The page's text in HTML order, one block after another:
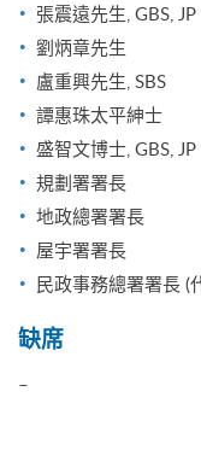
張震遠先生, GBS, JP
劉炳章先生
盧重興先生, SBS
譚惠珠太平紳士
盛智文博士, GBS, JP
規劃署署長
地政總署署長
屋宇署署長
民政事務總署署長 (
缺席
–